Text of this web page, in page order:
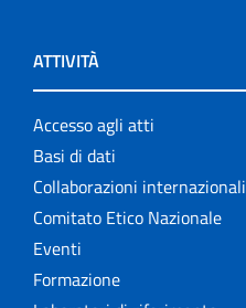
ATTIVITÀ
Accesso agli atti
Basi di dati
Collaborazioni internazionali
Comitato Etico Nazionale
Eventi
Formazione